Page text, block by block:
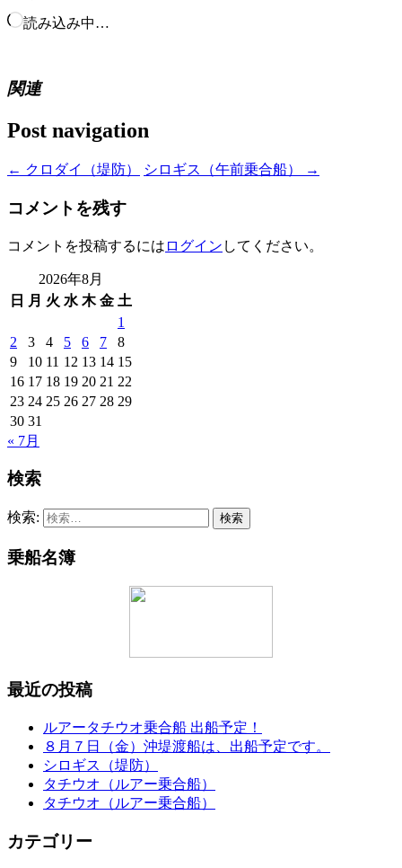
読み込み中…
関連
Post navigation
← クロダイ（堤防） シロギス（午前乗合船） →
コメントを残す
コメントを投稿するには ログイン してください。
2026年8月
日
月 火 水 木 金 土
1
2
3 4 5 6 7
8
9
10 11 12 13 14 15
16 17 18 19 20 21 22
23 24 25 26 27 28 29
30 31
« 7月
検索
検索:
乗船名簿
最近の投稿
ルアータチウオ乗合船 出船予定！
８月７日（金）沖堤渡船は、出船予定です。
シロギス（堤防）
タチウオ（ルアー乗合船）
タチウオ（ルアー乗合船）
カテゴリー